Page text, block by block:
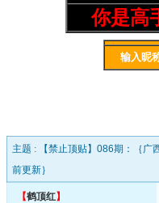
主题 :
【禁止顶贴】086期：｛
前更新｝
【鹤顶红】